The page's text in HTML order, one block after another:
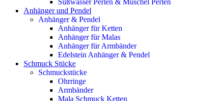
Süßwasser Perlen & Muschel Perlen
Anhänger und Pendel
Anhänger & Pendel
Anhänger für Ketten
Anhänger für Malas
Anhänger für Armbänder
Edelstein Anhänger & Pendel
Schmuck Stücke
Schmuckstücke
Ohrringe
Armbänder
Mala Schmuck Ketten